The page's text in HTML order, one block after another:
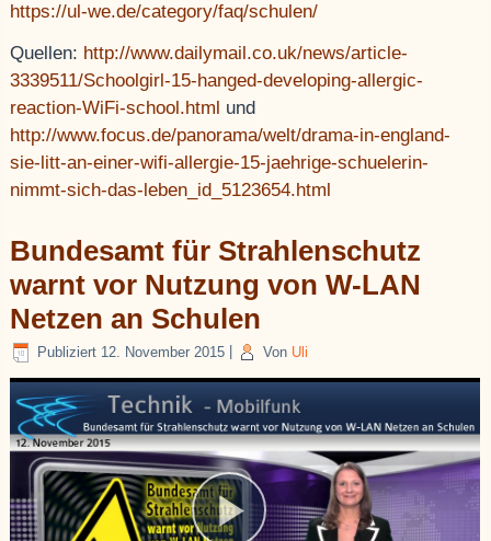
https://ul-we.de/category/faq/schulen/
Quellen: http://www.dailymail.co.uk/news/article-
3339511/Schoolgirl-15-hanged-developing-allergic-
reaction-WiFi-school.html und
http://www.focus.de/panorama/welt/drama-in-england-
sie-litt-an-einer-wifi-allergie-15-jaehrige-schuelerin-
nimmt-sich-das-leben_id_5123654.html
Bundesamt für Strahlenschutz
warnt vor Nutzung von W-LAN
Netzen an Schulen
Publiziert 12. November 2015 Von Uli